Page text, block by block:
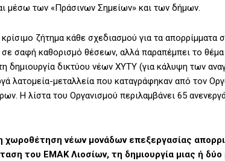
μέσω των «Πράσινων Σημείων» και των δήμων.
ζήτημα κάθε σχεδιασμού για τα
σαφή καθορισμό θέσεων, αλλά παραπέμπει το
δημιουργία δικτύου νέων ΧΥΤΥ (για κάλυψη των
λατομεία-μεταλλεία που καταγράφηκαν από τον
Η λίστα του Οργανισμού περιλαμβάνει 65
η χωροθέτηση νέων μονάδων επεξεργασίας
του ΕΜΑΚ Λιοσίων, τη δημιουργία μιας ή